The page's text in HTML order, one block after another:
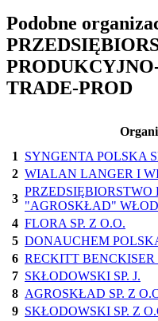
Podobne
TRADE-PROD
1
SYNGENTA POLSKA
2 WIALAN LANGER I
3
"AGROSKŁAD"
4 FLORA SP. Z O.O.
5 DONAUCHEM
6 RECKITT
7 SKŁODOWSKI SP. J.
8 AGROSKŁAD SP. Z
9 SKŁODOWSKI SP. Z